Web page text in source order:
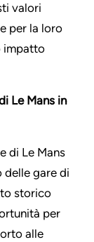
valori
per la loro
impatto
Le Mans in
di Le Mans
delle gare di
storico
per
alle